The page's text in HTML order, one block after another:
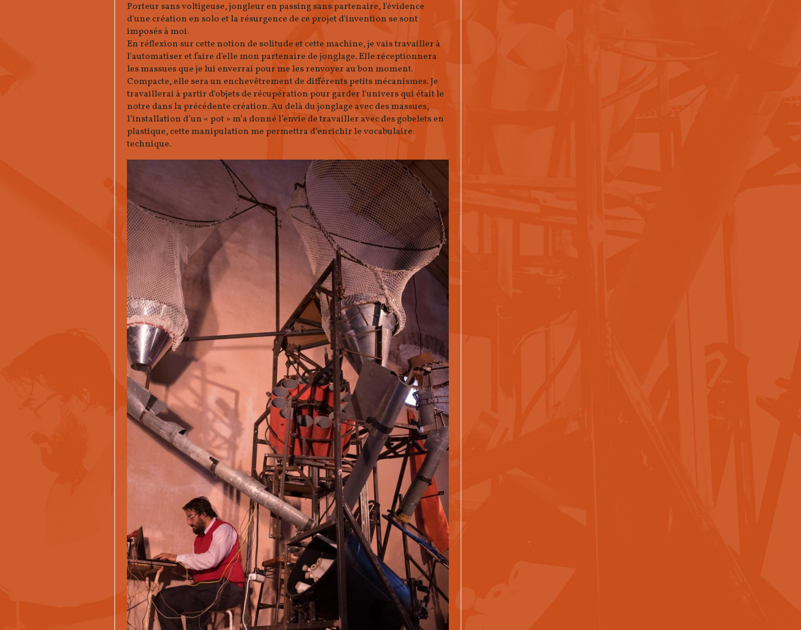
Porteur sans voltigeuse, jongleur en passing sans partenaire, l'évidence
d'une création en solo et la résurgence de ce projet d'invention se sont
imposés à moi.
En réflexion sur cette notion de solitude et cette machine, je vais travailler à
l'automatiser et faire d'elle mon partenaire de jonglage. Elle réceptionnera
les massues que je lui enverrai pour me les renvoyer au bon moment.
Compacte, elle sera un enchevêtrement de différents petits mécanismes. Je
travaillerai à partir d'objets de récupération pour garder l'univers qui était le
notre dans la précédente création. Au delà du jonglage avec des massues,
l’installation d’un « pot » m’a donné l’envie de travailler avec des gobelets en
plastique, cette manipulation me permettra d’enrichir le vocabulaire
technique.